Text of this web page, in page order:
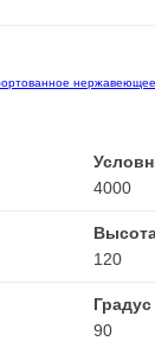
4000
120
Градус
90